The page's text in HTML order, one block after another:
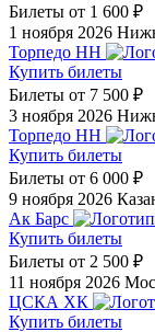
Билеты от 1 600 ₽
1 ноября 2026
Торпедо НН
Купить билеты
Билеты от 7 500 ₽
3 ноября 2026
Торпедо НН
Купить билеты
Билеты от 6 000 ₽
9 ноября 2026
Ак Барс
Купить билеты
Билеты от 2 500 ₽
11 ноября 2026
ЦСКА ХК
Купить билеты